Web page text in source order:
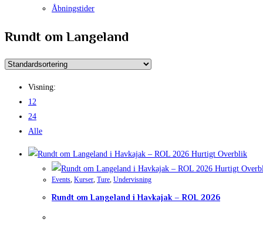
Åbningstider
Rundt om Langeland
Visning:
12
24
Alle
Hurtigt Overblik
Hurtigt
Events, Kurser, Ture, Undervisning
Rundt om Langeland i Havkajak – ROL 2026